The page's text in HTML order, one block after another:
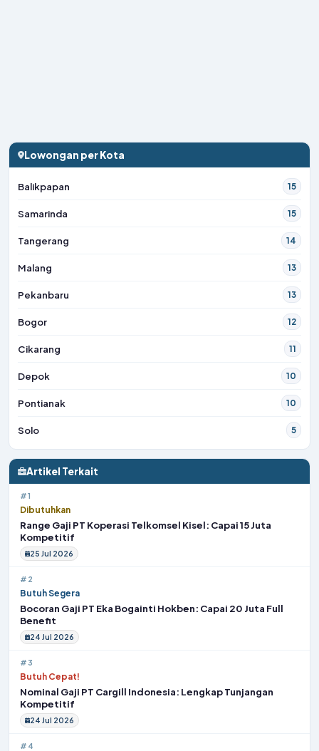
Lowongan per Kota
Balikpapan 15
Samarinda 15
Tangerang 14
Malang 13
Pekanbaru 13
Bogor 12
Cikarang 11
Depok 10
Pontianak 10
Solo 5
Artikel Terkait
#1
Dibutuhkan
Range Gaji PT Koperasi Telkomsel Kisel: Capai 15 Juta
Kompetitif
25 Jul 2026
#2
Butuh Segera
Bocoran Gaji PT Eka Bogainti Hokben: Capai 20 Juta Full
Benefit
24 Jul 2026
#3
Butuh Cepat!
Nominal Gaji PT Cargill Indonesia: Lengkap Tunjangan
Kompetitif
24 Jul 2026
#4